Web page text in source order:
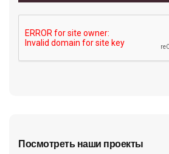
Посмотреть наши проекты